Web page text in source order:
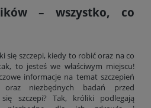
– wszystko, co
się szczepi, kiedy to robić oraz na co
to jesteś we właściwym miejscu!
informacje na temat szczepień
niezbędnych badań przed
szczepi? Tak, króliki podlegają